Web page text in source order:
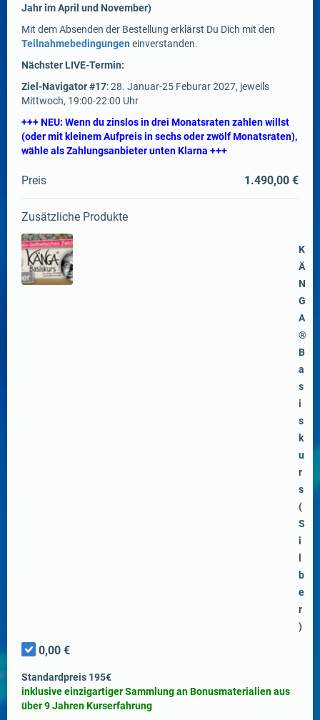
Jahr im April und November)
Mit dem Absenden der Bestellung erklärst Du Dich mit den
Teilnahmebedingungen einverstanden.
Nächster LIVE-Termin:
Ziel-Navigator #17: 28. Januar-25 Feburar 2027, jeweils
Mittwoch, 19:00-22:00 Uhr
+++ NEU: Wenn du zinslos in drei Monatsraten zahlen willst
(oder mit kleinem Aufpreis in sechs oder zwölf Monatsraten),
wähle als Zahlungsanbieter unten Klarna +++
Preis 1.490,00 €
Zusätzliche Produkte
K
Ä
N
G
A
®
B
a
s
i
s
k
u
r
s
(
S
i
b
e
r
)
0,00 €
Standardpreis 195€
inklusive einzigartiger Sammlung an Bonusmaterialien aus
über 9 Jahren Kurserfahrung